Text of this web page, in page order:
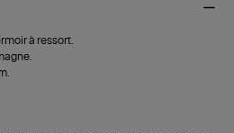
à ressort.